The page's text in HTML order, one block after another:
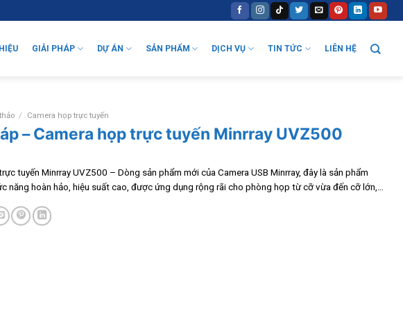
GIẢI PHÁP DỰ ÁN SẢN PHẨM DỊCH VỤ TIN TỨC LIÊN HỆ
/ Camera họp trực tuyến
– Camera họp trực tuyến Minrray UVZ500
tuyến Minrray UVZ500 – Dòng sản phẩm mới của Camera USB Minrray, đây là sản phẩm
năng hoàn hảo, hiệu suất cao, được ứng dụng rộng rãi cho phòng họp từ cỡ vừa đến cỡ lớn,…